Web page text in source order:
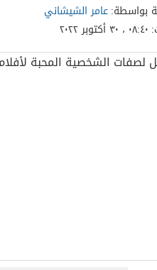
بواسطة:عامر الشيشاني
٠٨:٤٠ ، ٣٠ أكتوبر ٢٠٢٢